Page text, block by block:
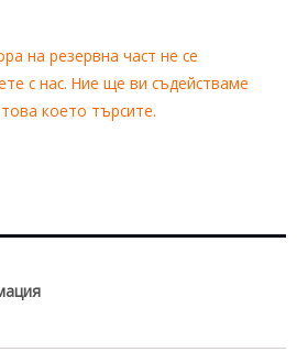
на резервна част не се
с нас. Ние ще ви съдействаме
което търсите.